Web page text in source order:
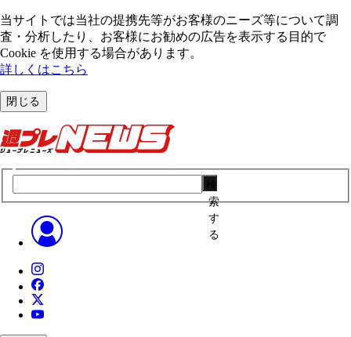
当サイトでは当社の提携先等がお客様のニーズ等について調
査・分析したり、お客様にお勧めの広告を表⽰する⽬的で
Cookie を使⽤する場合があります。
詳しくはこちら
閉じる
索
す
る